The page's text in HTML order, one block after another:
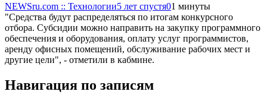
NEWSru.com :: Технологии5 лет спустя01 минуты
"Средства будут распределяться по итогам конкурсного
отбора. Субсидии можно направить на закупку программного
обеспечения и оборудования, оплату услуг программистов,
аренду офисных помещений, обслуживание рабочих мест и
другие цели", - отметили в кабмине.
Навигация по записям